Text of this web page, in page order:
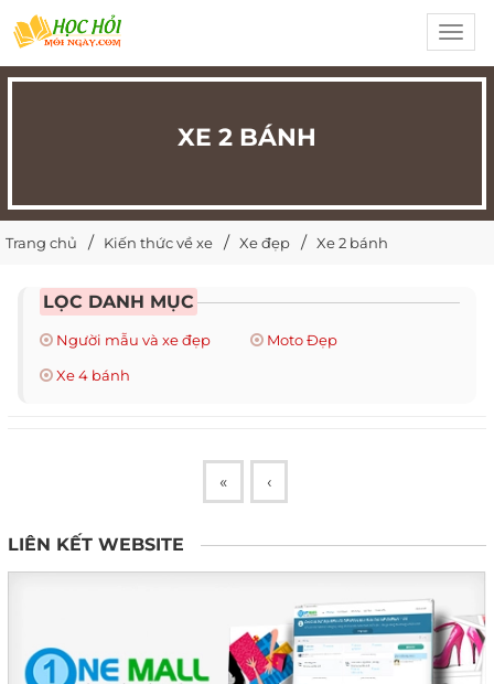
XE 2 BÁNH
Trang chủ Kiến thức về xe Xe đẹp Xe 2 bánh
LỌC DANH MỤC
Người mẫu và xe đẹp
Moto Đẹp
Xe 4 bánh
« ‹
LIÊN KẾT WEBSITE